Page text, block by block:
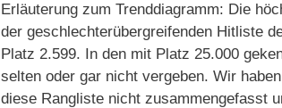
Erläuterung zum Trenddiagramm: Die
der geschlechterübergreifenden Hitliste
Platz 2.599. In den mit Platz 25.000
selten oder gar nicht vergeben. Wir
diese Rangliste nicht zusammengefasst